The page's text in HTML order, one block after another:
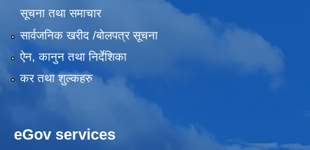
सूचना तथा समाचार
सार्वजनिक खरीद /बोलपत्र सूचना
ऐन, कानुन तथा निर्देशिका
कर तथा शुल्कहरु
eGov services